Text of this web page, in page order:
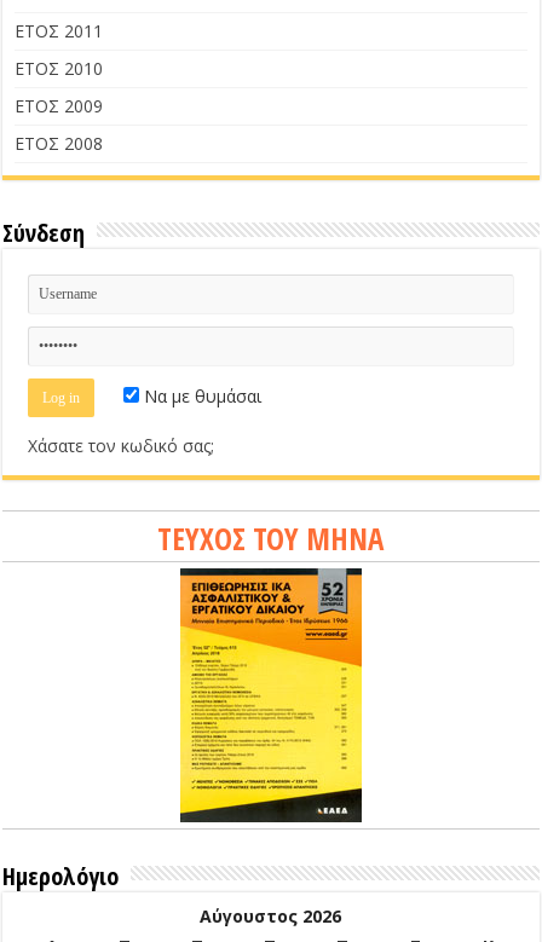
ΕΤΟΣ 2011
ΕΤΟΣ 2010
ΕΤΟΣ 2009
ΕΤΟΣ 2008
Σύνδεση
Να με θυμάσαι
Χάσατε τον κωδικό σας;
ΤΕΥΧΟΣ ΤΟΥ ΜΗΝΑ
Ημερολόγιο
Αύγουστος 2026